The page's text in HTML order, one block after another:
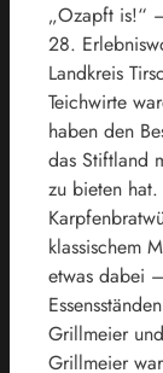
„Ozapft is!“
28.
Landkreis
Teichwirte
haben den
das Stiftland
zu bieten
klassischem
etwas dabei
Grillmeier
Grillmeier